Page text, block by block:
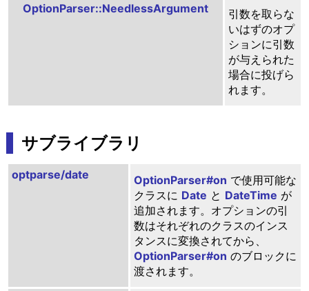
OptionParser::NeedlessArgument
引数を取らな
いはずのオプ
ションに引数
が与えられた
場合に投げら
れます。
サブライブラリ
optparse/date OptionParser#on で使用可能な
クラスに Date と DateTime が
追加されます。オプションの引
数はそれぞれのクラスのインス
タンスに変換されてから、
OptionParser#on のブロックに
渡されます。